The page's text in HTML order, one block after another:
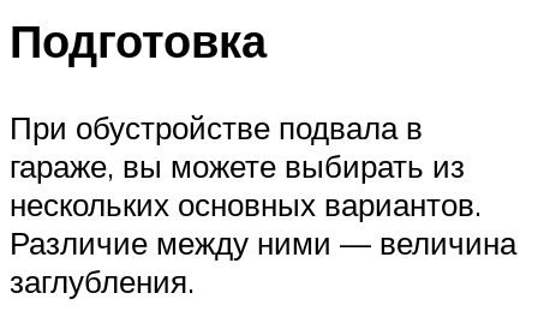
Подготовка
При обустройстве подвала в
гараже, вы можете выбирать из
нескольких основных вариантов.
Различие между ними — величина
заглубления.